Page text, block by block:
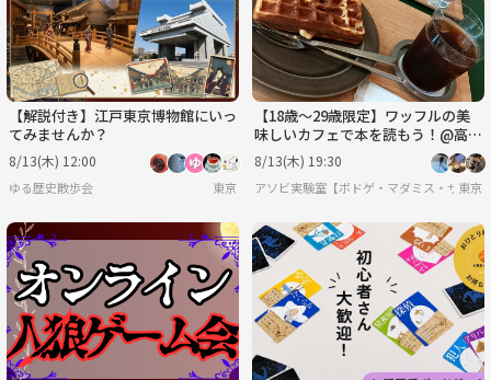
【解説付き】江戸東京博物館にいっ
てみませんか？
8/13(木) 12:00
ゆる歴史散歩会 東京
【18歳〜29歳限定】ワッフルの美
味しいカフェで本を読もう！@高輪
ゲートウェイ
8/13(木) 19:30
アソビ実験室【ボドゲ・マダミス・サバゲ
東京